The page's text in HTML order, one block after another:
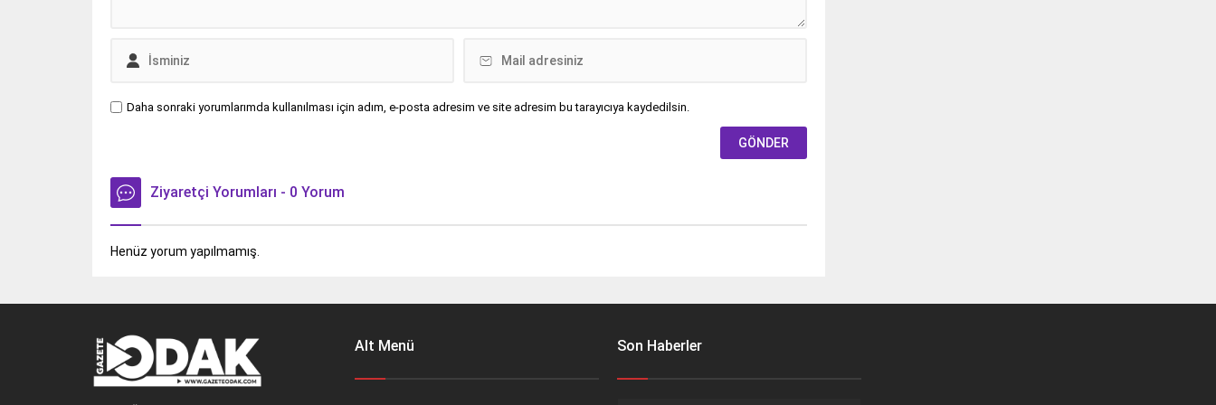
Daha sonraki yorumlarımda kullanılması için adım, e-posta adresim ve site adresim bu tarayıcıya kaydedilsin.
Ziyaretçi Yorumları - 0 Yorum
Henüz yorum yapılmamış.
Alt Menü Son Haberler